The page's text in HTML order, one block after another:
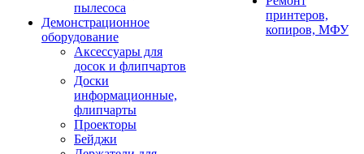
пылесоса
Демонстрационное
оборудование
Аксессуары для
досок и флипчартов
Доски
информационные,
флипчарты
Проекторы
Бейджи
принтеров,
копиров, МФУ